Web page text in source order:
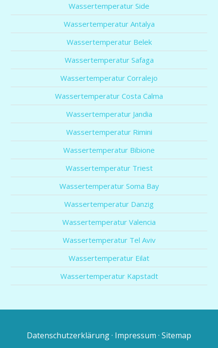
Wassertemperatur Side
Wassertemperatur Antalya
Wassertemperatur Belek
Wassertemperatur Safaga
Wassertemperatur Corralejo
Wassertemperatur Costa Calma
Wassertemperatur Jandia
Wassertemperatur Rimini
Wassertemperatur Bibione
Wassertemperatur Triest
Wassertemperatur Soma Bay
Wassertemperatur Danzig
Wassertemperatur Valencia
Wassertemperatur Tel Aviv
Wassertemperatur Eilat
Wassertemperatur Kapstadt
Datenschutzerklärung· Impressum · Sitemap